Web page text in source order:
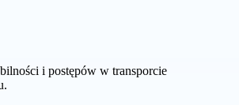
i postępów w transporcie